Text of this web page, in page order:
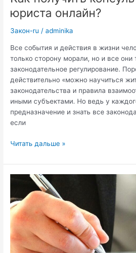
юриста онлайн?
Закон-ru /adminika
Все события и действия в жизни
только сторону морали, но и все они
законодательное регулирование.
действительно «можно научиться
законодательства и правила
иными субъектами. Но ведь у
предназначение и знать все
если
Как
консультацию
юриста
онлайн?
Читать дальше »